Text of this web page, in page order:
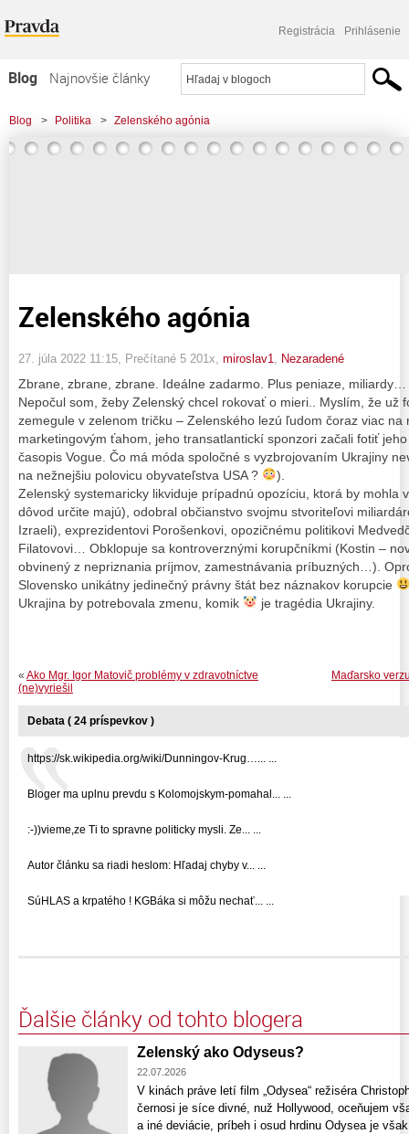
Registrácia Prihlásenie
Blog
Najnovšie články
Najčítanejšie články
Najkomentovanejšie články
Blog > Politika > Zelenského agónia
Zelenského agónia
27. júla 2022 11:15 , Prečítané 5 201x, miroslav1 Nezaradené
Zbrane, zbrane, zbrane. Ideálne zadarmo. Plus peniaze,
Nepočul som, žeby Zelenský chcel rokovať o mieri.. Myslím, že už
zemegule v zelenom tričku – Zelenského lezú ľudom čoraz viac na
marketingovým ťahom, jeho transatlantickí sponzori začali fotiť
časopis Vogue. Čo má móda spoločné s vyzbrojovaním Ukrajiny
na nežnejšiu polovicu obyvateľstva USA ?
).
Zelenský systemaricky likviduje prípadnú opozíciu, ktorá by mohla
dôvod určite majú), odobral občianstvo svojmu stvoriteľovi
Izraeli), exprezidentovi Porošenkovi, opozičnému politikovi
Filatovovi… Obklopuje sa kontroverznými korupčníkmi (Kostin –
obvinený z nepriznania príjmov, zamestnávania príbuzných…).
Slovensko unikátny jedinečný právny štát bez náznakov korupcie
Ukrajina by potrebovala zmenu, komik
je tragédia Ukrajiny.
Maďarsko
« Ako Mgr. Igor Matovič problémy v zdravotníctve
(ne)vyriešil
Debata ( 24 príspevkov )
https://sk.wikipedia.org/wiki/Dunningov-Krug…... ...
Bloger ma uplnu prevdu s Kolomojskym-pomahal... ...
:-))vieme,ze Ti to spravne politicky mysli. Ze... ...
Autor článku sa riadi heslom: Hľadaj chyby v... ...
SúHLAS a krpatého ! KGBáka si môžu nechať... ...
Ďalšie články od tohto blogera
Zelenský ako Odyseus?
22.07.2026
V kinách práve letí film „Odysea“ režiséra
černosi je síce divné, nuž Hollywood, oceňujem
a iné deviácie, príbeh i osud hrdinu Odysea je